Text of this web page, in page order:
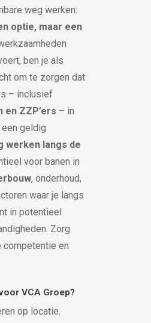
weg werken:
optie, maar een
ben je als
om te zorgen dat
– inclusief
en ZZP’ers – in
geldig
werken langs de
voor banen in
, onderhoud,
waar je langs
in potentieel
Zorg
competentie en
VCA Groep?
op locatie.